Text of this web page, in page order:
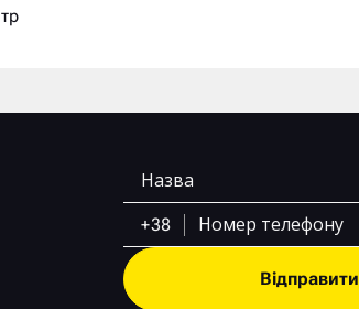
+38
Відправити